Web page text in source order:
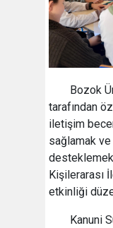
Bozok
tarafından
iletişim
sağlamak
desteklemek
Kişilerarası
etkinliği
Kanuni